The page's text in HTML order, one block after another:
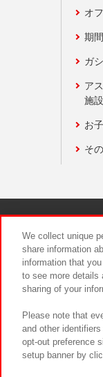
オ
期
ガ
ア
施設
お
そ
We collect unique
share information
information that
to see more details
sharing of your
Please note that
and other
opt-out preference
setup banner by